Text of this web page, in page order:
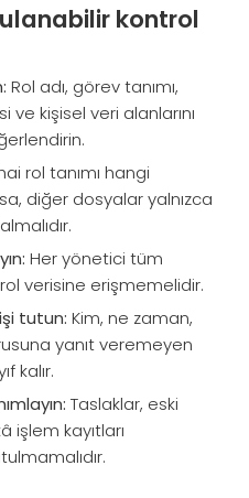
kontrol
Rol adı, görev tanımı,
ve kişisel veri alanlarını
rol tanımı hangi
diğer dosyalar yalnızca
Her yönetici tüm
verisine erişmemelidir.
tutun: Kim, ne zaman,
yanıt veremeyen
kalır.
Taslaklar, eski
işlem kayıtları